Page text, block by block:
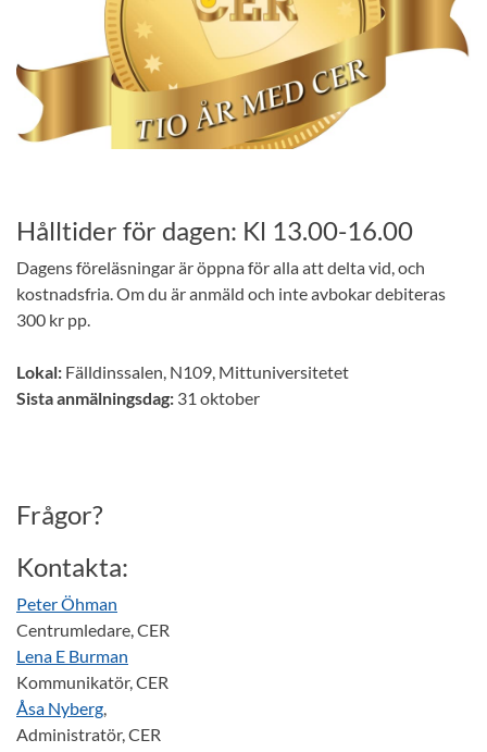
Hålltider för dagen: Kl 13.00-16.00
Dagens föreläsningar är öppna för alla att delta vid, och
kostnadsfria. Om du är anmäld och inte avbokar debiteras
300 kr pp.
Lokal: Fälldinssalen, N109, Mittuniversitetet
Sista anmälningsdag: 31 oktober
Frågor?
Kontakta:
Peter Öhman
Centrumledare, CER
Lena E Burman
Kommunikatör, CER
Åsa Nyberg,
Administratör, CER